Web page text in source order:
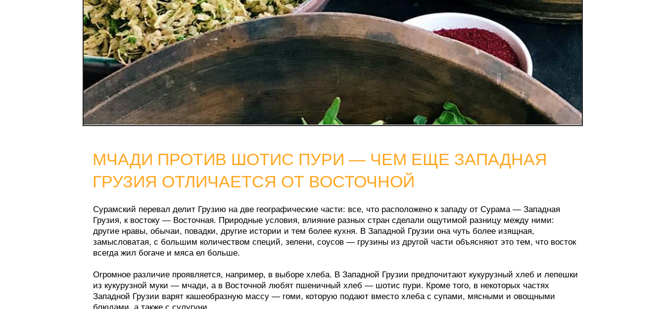
Сурамский перевал делит Грузию на две географические части: все, что расположено к западу от Сурама — Западная
Грузия, к востоку — Восточная. Природные условия, влияние разных стран сделали ощутимой разницу между ними:
другие нравы, обычаи, повадки, другие истории и тем более кухня. В Западной Грузии она чуть более изящная,
всегда жил богаче и мяса ел больше.
Огромное различие проявляется, например, в выборе хлеба. В Западной Грузии предпочитают кукурузный хлеб и лепешки
из кукурузной муки — мчади, а в Восточной любят пшеничный хлеб — шотис пури. Кроме того, в некоторых частях
Западной Грузии варят кашеобразную массу — гоми, которую подают вместо хлеба с супами, мясными и овощными
блюдами, а также с сулугуни.
Различиями в хлебе грузины не ограничились, в дело пошло и мясо. В Восточной Грузии наряду с основным для грузин
мясом — говядиной, едят и баранину, и свинину, и в принципе мяса здесь гораздо больше. Западная же Грузия мяса ест
не так много, предпочитая при этом домашнюю птицу — кур и индеек. Например, чакапули из баранины делают
преимущественно в Западной Грузии, а вот чахохбили из курицы — в Восточной. Кроме того, запад славится обилием
МЧАДИ ПРОТИВ ШОТИС ПУРИ — ЧЕМ ЕЩЕ ЗАПАДНАЯ